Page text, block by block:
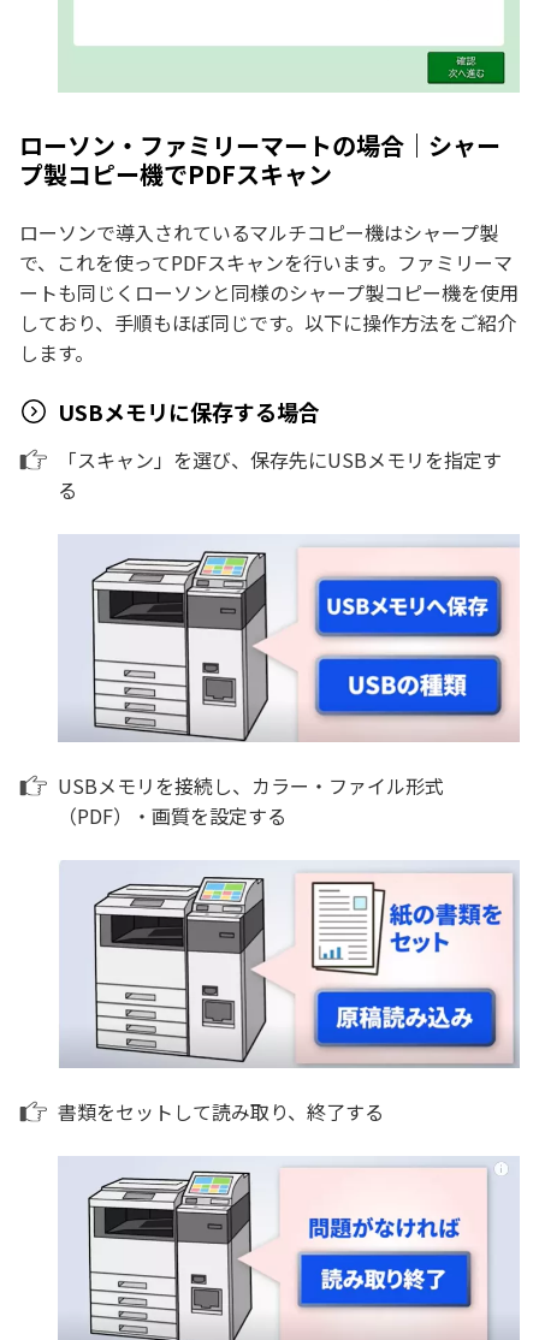
ローソン・ファミリーマートの場合｜シャー
プ製コピー機でPDFスキャン
ローソンで導入されているマルチコピー機はシャープ製
で、これを使ってPDFスキャンを行います。ファミリーマ
ートも同じくローソンと同様のシャープ製コピー機を使用
しており、手順もほぼ同じです。以下に操作方法をご紹介
します。
USBメモリに保存する場合
「スキャン」を選び、保存先にUSBメモリを指定す
る
USBメモリを接続し、カラー・ファイル形式
（PDF）・画質を設定する
書類をセットして読み取り、終了する